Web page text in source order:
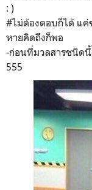
: )
#ไม่ต้องตอบก็ได้ แค่
หายคิดถึงก็พอ
-ก่อนที่มวลสารชนิด
555